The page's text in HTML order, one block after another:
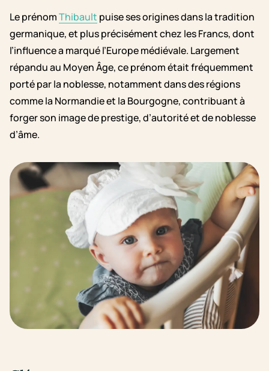
Le prénomThibault puise ses origines dans la tradition
germanique, et plus précisément chez les Francs, dont
l’influence a marqué l’Europe médiévale. Largement
répandu au Moyen Âge, ce prénom était fréquemment
porté par la noblesse, notamment dans des régions
comme la Normandie et la Bourgogne, contribuant à
forger son image de prestige, d’autorité et de noblesse
d’âme.